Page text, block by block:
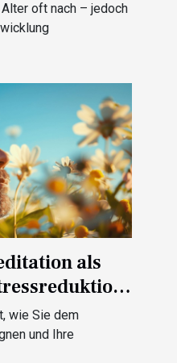
oft nach – jedoch
als
wie Sie dem
und Ihre